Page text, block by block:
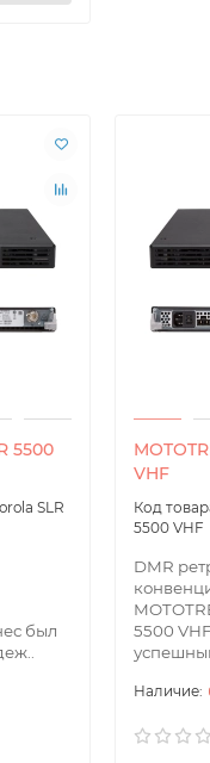
5500
SLR
был
VHF
5500 VHF
DMR
5500